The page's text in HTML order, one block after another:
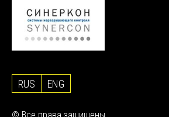
На сегодняшний день в
базе агентства более 2
миллионов резюме
соискателей
RUS ENG